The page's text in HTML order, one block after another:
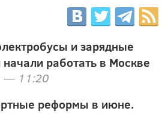
и зарядные
начали работать в Москве
— 11:20
реформы в июне.